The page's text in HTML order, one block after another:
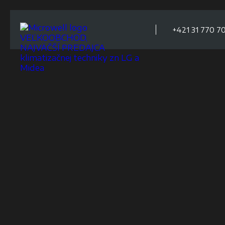
VEĽKOOBCHOD,
NAJVÄČŠÍ PREDAJCA
klimatizačnej techniky zn LG a
Midea
+421 31 770